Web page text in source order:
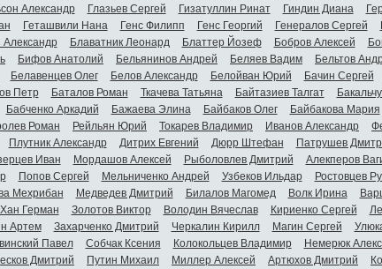
Александр Глазьев Сергей Гизатуллин Ринат Гиндин Диана
Геташвили Нана Генс Филипп Генс Георгий Генералов Сергей
Александр Блаватник Леонард Блаттер Йозеф Бобров Алексей
Бифов Анатолий Бельянинов Андрей Беляев Вадим Бельтов
Белавенцев Олег Белов Александр Белойван Юрий Бачин Сергей
Петр Баталов Роман Ткачева Татьяна Байтазиев Талгат
Бабченко Аркадий Бажаева Элина Байбаков Олег Байбакова Мария
Роман Рейльян Юрий Токарев Владимир Иванов Александр
Плутник Александр Дитрих Евгений Дюрр Штефан Патрушев
Иван Мордашов Алексей Рыболовлев Дмитрий Алекперов
Попов Сергей Мельниченко Андрей Узбеков Ильдар Ростовцев
Мехрибан Медведев Дмитрий Билалов Магомед Волк Ирина
Хан Герман Золотов Виктор Володин Вячеслав Кириенко Сергей
Артем Захарченко Дмитрий Черкалин Кирилл Магин Сергей
Павел Собчак Ксения Колокольцев Владимир Немерюк
Дмитрий Путин Михаил Миллер Алексей Артюхов Дмитрий